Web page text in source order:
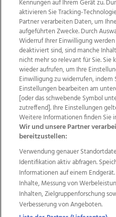
Wir über uns
Datenschutz
AGB Website
Weitere Angebote des
TV1 di-mog-i.at
Life Radio
OÖN Karriere
OÖN Reise
Regionaljobs
Kennungen auf Ihrem Gerät zu.
aktivieren Sie Tracking-
Partner verarbeiten Daten, um
aufgeführten Zwecke. Durch
Widerruf Ihrer Einwilligung
deaktiviert sind, sind manche
nicht mehr so relevant für Sie. Sie
wieder aufrufen, um Ihre
Einwilligung zu widerrufen, indem
Einstellungen bearbeiten am
[oder das schwebende Symbol
zutreffend]. Ihre Einstellungen
Weitere Informationen finden Sie
Wir und unsere Partner
bereitzustellen:
Verwendung genauer
Identifikation aktiv abfragen.
Informationen auf einem
Inhalte, Messung von
Inhalten, Zielgruppenforschung
Verbesserung von Angeboten.